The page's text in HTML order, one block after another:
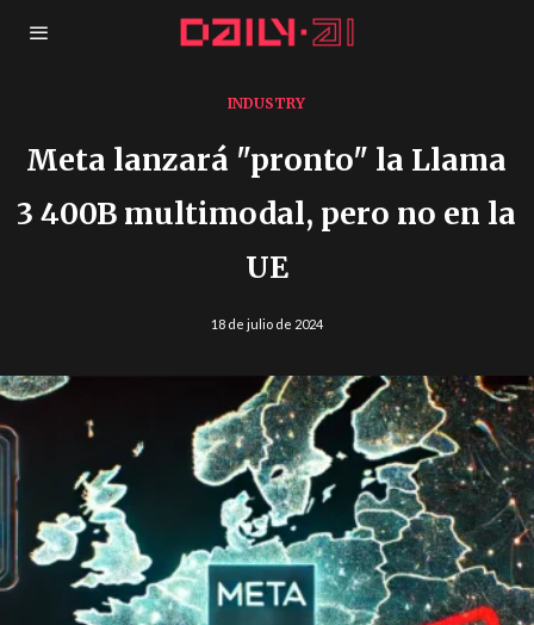
INDUSTRY
Meta lanzará "pronto" la Llama
3 400B multimodal, pero no en la
UE
18 de julio de 2024